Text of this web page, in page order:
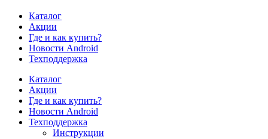
Каталог
Акции
Где и как купить?
Новости Android
Техподдержка
Каталог
Акции
Где и как купить?
Новости Android
Техподдержка
Инструкции